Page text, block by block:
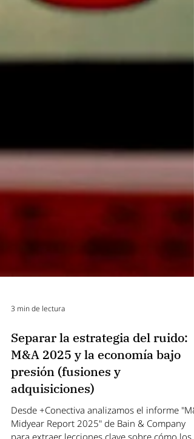
3 min de lectura
Separar la estrategia del ruido: